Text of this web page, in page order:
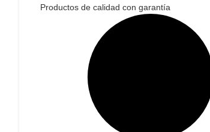
Productos de calidad con garantía